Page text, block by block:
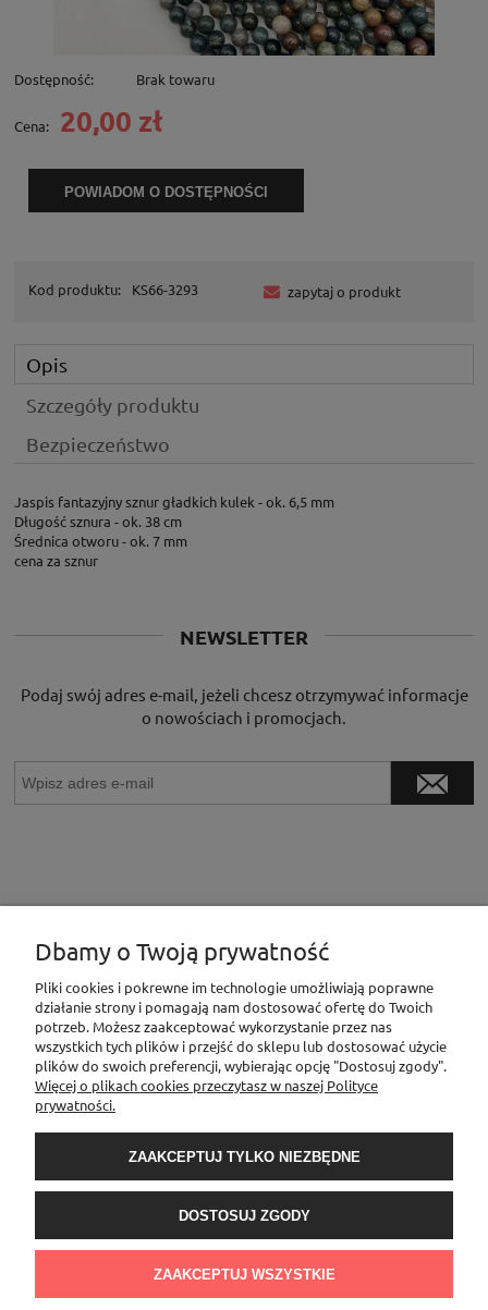
Dostępność: Brak towaru
Cena: 20,00 zł
POWIADOM O DOSTĘPNOŚCI
Kod produktu: KS66-3293 zapytaj o produkt
Opis
Szczegóły produktu
Bezpieczeństwo
Jaspis fantazyjny sznur gładkich kulek - ok. 6,5 mm
Długość sznura - ok. 38 cm
Średnica otworu - ok. 7 mm
cena za sznur
NEWSLETTER
Podaj swój adres e-mail, jeżeli chcesz otrzymywać informacje
o nowościach i promocjach.
INFORMACJE
MOJE KONTO
O NAS
Sklep Elementownia |Al. Niepodległości 76/78, 02-626 Warszawa, woj.
600888206| sklep@elementownia.pl
Dbamy o Twoją prywatność
Pliki cookies i pokrewne im technologie umożliwiają poprawne
działanie strony i pomagają nam dostosować ofertę do Twoich
potrzeb. Możesz zaakceptować wykorzystanie przez nas
wszystkich tych plików i przejść do sklepu lub dostosować użycie
plików do swoich preferencji, wybierając opcję "Dostosuj zgody".
Więcej o plikach cookies przeczytasz w naszej Polityce
prywatności.
ZAAKCEPTUJ TYLKO NIEZBĘDNE
DOSTOSUJ ZGODY
ZAAKCEPTUJ WSZYSTKIE